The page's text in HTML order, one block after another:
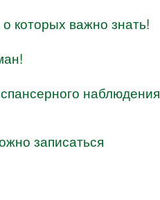
которых важно знать!
наблюдения
записаться